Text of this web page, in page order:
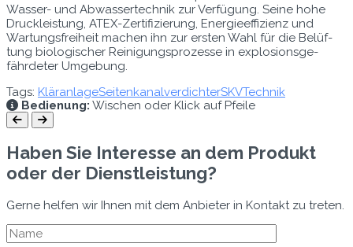
Wass­er- und Abwassertech­nik zur Ver­fü­gung. Seine hohe
Druck­leis­tung, ATEX-Zer­ti­fizierung, Energieef­fizienz und
Wartungs­frei­heit machen ihn zur ersten Wahl für die Belüf­
tung biol­o­gis­ch­er Reini­gung­sprozesse in explo­sion­s­ge­
fährde­ter Umgebung.
Tags: KläranlageSeitenkanalverdichterSKVTechnik
Bedienung: Wischen oder Klick auf Pfeile
Haben Sie Interesse an dem Produkt
oder der Dienstleistung?
Gerne helfen wir Ihnen mit dem Anbieter in Kontakt zu treten.